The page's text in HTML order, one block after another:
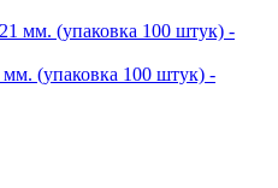
мм. (упаковка 100 штук) -